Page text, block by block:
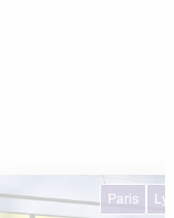
Paris